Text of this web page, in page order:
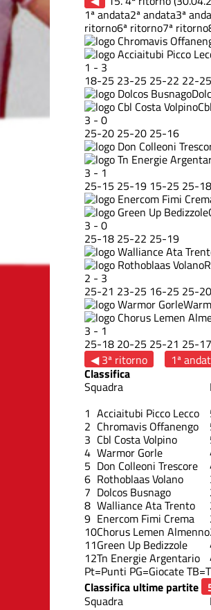
1ª andata2ª andata3ª
ritorno6ª ritorno7ª ritorno
1 - 3
18-25 23-25 25-22 22-25
3 - 0
25-20 25-20 25-16
3 - 1
25-15 25-19 15-25 25-18
3 - 0
25-18 25-22 25-19
2 - 3
25-21 23-25 16-25 25-20
3 - 1
25-18 20-25 25-21 25-17
◀ 3ª ritorno
1ª
Classifica
Squadra
1 Acciaitubi Picco Lecco
2 Chromavis Offanengo
3 Cbl Costa Volpino
4 Warmor Gorle
5 Don Colleoni Trescore
6 Rothoblaas Volano
7 Dolcos Busnago
8 Walliance Ata Trento
9 Enercom Fimi Crema
10Chorus Lemen Almenno
11Green Up Bedizzole
12Tn Energie Argentario
Pt=Punti PG=Giocate
Classifica ultime partite
Squadra